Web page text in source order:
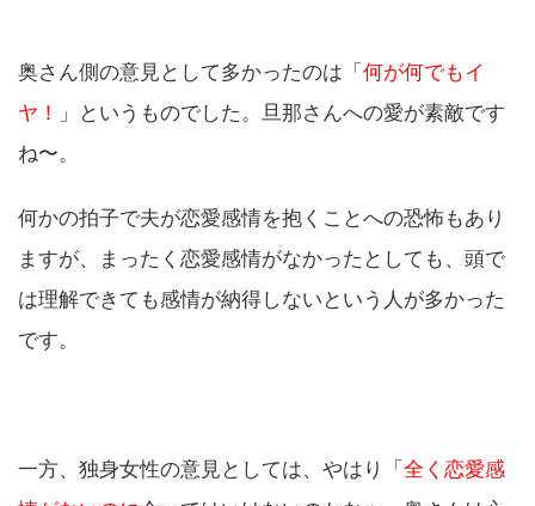
奥さん側の意見として多かったのは「 何が何でもイ
ヤ！
」というものでした。旦那さんへの愛が素敵です
ね〜。
何かの拍子で夫が恋愛感情を抱くことへの恐怖もあり
ますが、まったく恋愛感情がなかったとしても、頭で
は理解できても感情が納得しないという人が多かった
です。
一方、独身女性の意見としては、やはり「 全く恋愛感